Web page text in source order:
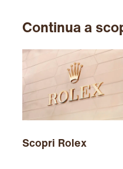
Continua a
Scopri Rolex